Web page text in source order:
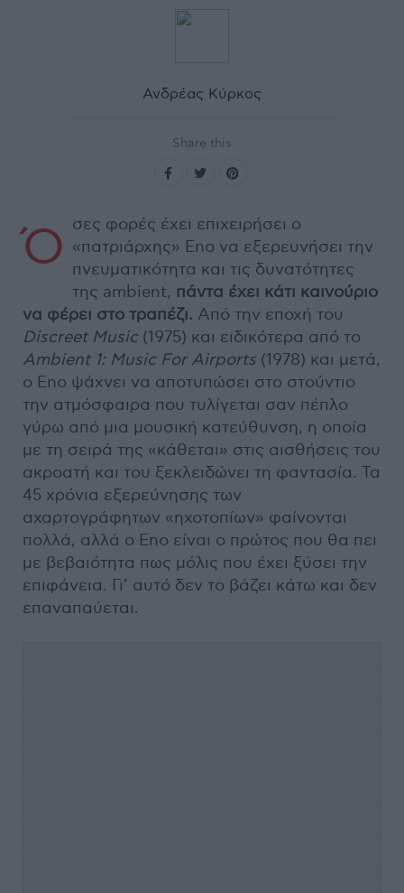
Ανδρέας Κύρκος
Share this
Ό σες φορές έχει επιχειρήσει ο
«πατριάρχης» Eno να εξερευνήσει την
πνευματικότητα και τις δυνατότητες
της ambient, πάντα έχει κάτι καινούριο
να φέρει στο τραπέζι. Από την εποχή του
Discreet Music (1975) και ειδικότερα από το
Ambient 1: Music For Airports (1978) και μετά,
ο Eno ψάχνει να αποτυπώσει στο στούντιο
την ατμόσφαιρα που τυλίγεται σαν πέπλο
γύρω από μια μουσική κατεύθυνση, η οποία
με τη σειρά της «κάθεται» στις αισθήσεις του
ακροατή και του ξεκλειδώνει τη φαντασία. Τα
45 χρόνια εξερεύνησης των
αχαρτογράφητων «ηχοτοπίων» φαίνονται
πολλά, αλλά ο Eno είναι ο πρώτος που θα πει
με βεβαιότητα πως μόλις που έχει ξύσει την
επιφάνεια. Γι’ αυτό δεν το βάζει κάτω και δεν
επαναπαύεται.